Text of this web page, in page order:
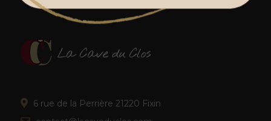
6 rue de la Perrière 21220 Fixin